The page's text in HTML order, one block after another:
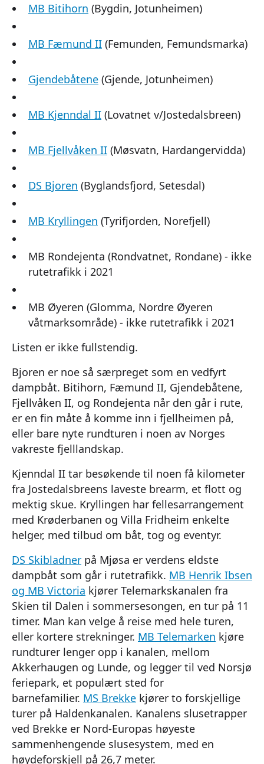
MB Bitihorn (Bygdin, Jotunheimen)
MB Fæmund II (Femunden, Femundsmarka)
Gjendebåtene (Gjende, Jotunheimen)
MB Kjenndal II (Lovatnet v/Jostedalsbreen)
MB Fjellvåken II (Møsvatn, Hardangervidda)
DS Bjoren (Byglandsfjord, Setesdal)
MB Kryllingen (Tyrifjorden, Norefjell)
MB Rondejenta (Rondvatnet, Rondane) - ikke
rutetrafikk i 2021
MB Øyeren (Glomma, Nordre Øyeren
våtmarksområde) - ikke rutetrafikk i 2021
Listen er ikke fullstendig.
Bjoren er noe så særpreget som en vedfyrt
dampbåt. Bitihorn, Fæmund II, Gjendebåtene,
Fjellvåken II, og Rondejenta når den går i rute,
er en fin måte å komme inn i fjellheimen på,
eller bare nyte rundturen i noen av Norges
vakreste fjelllandskap.
Kjenndal II tar besøkende til noen få kilometer
fra Jostedalsbreens laveste brearm, et flott og
mektig skue. Kryllingen har fellesarrangement
med Krøderbanen og Villa Fridheim enkelte
helger, med tilbud om båt, tog og eventyr.
DS Skibladner på Mjøsa er verdens eldste
dampbåt som går i rutetrafikk. MB Henrik Ibsen
og MB Victoria kjører Telemarkskanalen fra
Skien til Dalen i sommersesongen, en tur på 11
timer. Man kan velge å reise med hele turen,
eller kortere strekninger. MB Telemarken kjøre
rundturer lenger opp i kanalen, mellom
Akkerhaugen og Lunde, og legger til ved Norsjø
feriepark, et populært sted for
barnefamilier. MS Brekke kjører to forskjellige
turer på Haldenkanalen. Kanalens slusetrapper
ved Brekke er Nord-Europas høyeste
sammenhengende slusesystem, med en
høydeforskjell på 26,7 meter.